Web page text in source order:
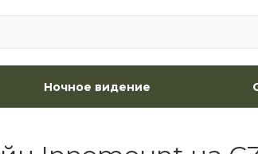
Ночное видение